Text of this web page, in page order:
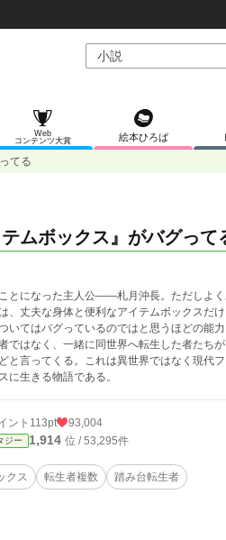
Web
コンテンツ大賞
絵本ひろば
てる
ムボックス』がバグって
とになった主人公――札月沖長。ただしよ
、丈夫な身体と便利なアイテムボックスだ
いてはバグっているのではと思うほどの能
ではなく、一緒に同世界へ転生した者たち
と言ってくる。これは異世界ではなく現代
に生きる物語である。
ント 113pt 93,004
ジー 1,914 位 / 53,295件
クス 転生者複数 踏み台転生者